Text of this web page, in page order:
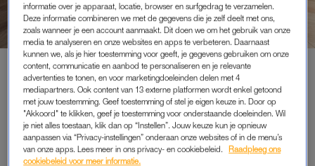
MOOIS VOOR THUIS
PREMIUM
LEES VERDER MET
PREMIUM
informatie over je apparaat, locatie, browser en surfgedrag te verzamelen.
Deze informatie combineren we met de gegevens die je zelf deelt met ons,
zoals wanneer je een account aanmaakt. Dit doen we om het gebruik van onze
media te analyseren en onze websites en apps te verbeteren. Daarnaast
kunnen we, als je hier toestemming voor geeft, je gegevens gebruiken om onze
content, communicatie en aanbod te personaliseren en je relevante
advertenties te tonen, en voor marketingdoeleinden delen met 4
mediapartners. Ook content van 13 externe platformen wordt enkel getoond
met jouw toestemming. Geef toestemming of stel je eigen keuze in. Door op
"Akkoord" te klikken, geef je toestemming voor onderstaande doeleinden. Wil
je niet alles toestaan, klik dan op “Instellen”. Jouw keuze kun je opnieuw
aanpassen via “Privacy-instellingen” onderaan onze websites of in de menu’s
van onze apps. Lees meer in ons privacy- en cookiebeleid.
Raadpleeg ons
cookiebeleid voor meer informatie.